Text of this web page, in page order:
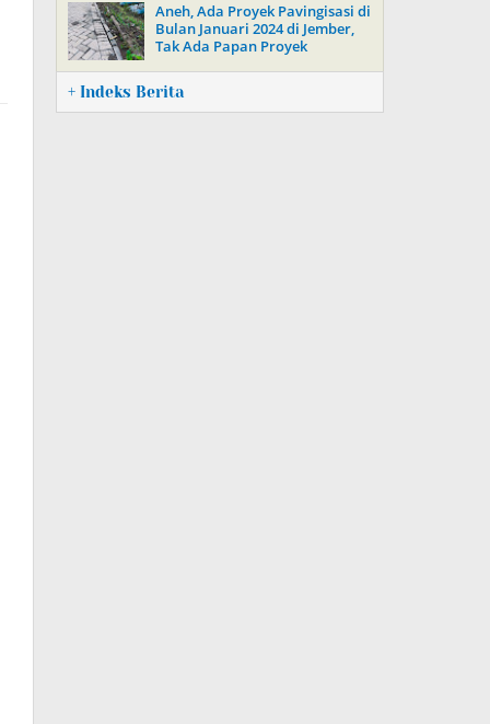
Aneh, Ada Proyek Pavingisasi di
Bulan Januari 2024 di Jember,
Tak Ada Papan Proyek
+ Indeks Berita